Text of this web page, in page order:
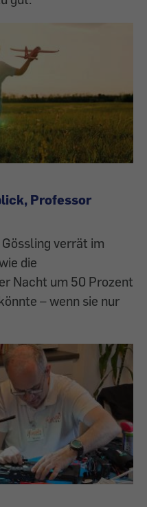
Professor
verrät im
die
Nacht um 50 Prozent
– wenn sie nur